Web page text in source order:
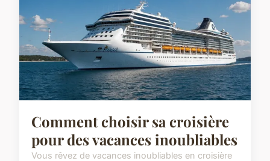
Comment choisir sa croisière
pour des vacances inoubliables
Vous rêvez de vacances inoubliables en croisière